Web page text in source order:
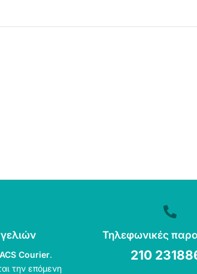
ACS Courier.
την επόμενη
Τηλεφωνικές
210